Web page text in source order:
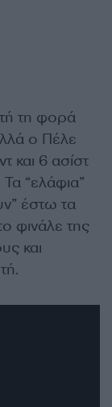
τη φορά
ο Πέλε
και 6 ασίστ
“ελάφια”
έστω τα
φινάλε της
και